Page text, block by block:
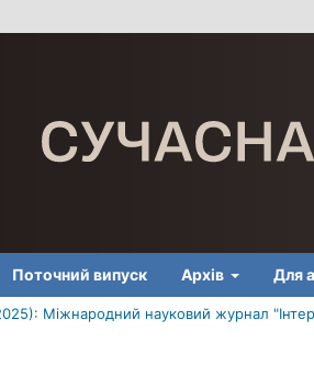
Поточний випуск Архів Для
Міжнародний науковий журнал